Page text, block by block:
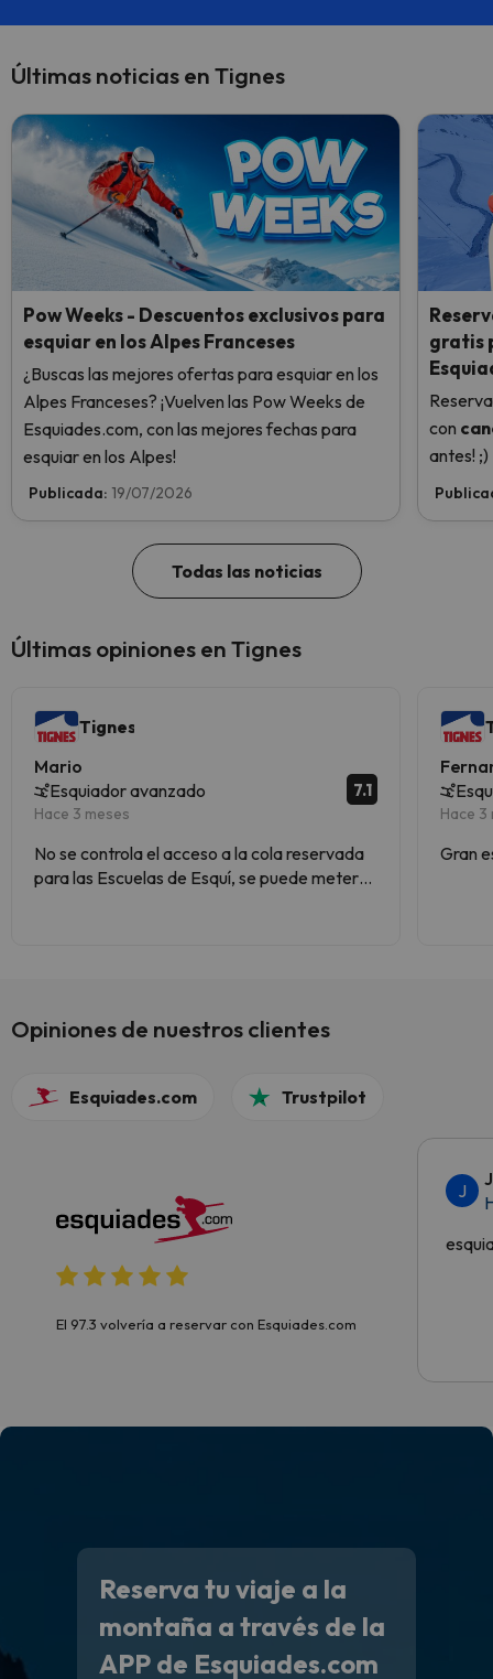
Últimas noticias en Tignes
Pow Weeks - Descuentos exclusivos para
esquiar en los Alpes Franceses
¿Buscas las mejores ofertas para esquiar en los
Alpes Franceses? ¡Vuelven las Pow Weeks de
Esquiades.com, con las mejores fechas para
esquiar en los Alpes!
Publicada: 19/07/2026
gratis
con
antes! ;)
Todas las noticias
Últimas opiniones en Tignes
Tignes
Mario
Esquiador avanzado
Hace 3 meses
7.1
No se controla el acceso a la cola reservada
para las Escuelas de Esquí, se puede meter
Hace 3
Gran
Opiniones de nuestros clientes
Esquiades.com Trustpilot
El 97.3 volvería a reservar con Esquiades.com
J
Reserva tu viaje a la
montaña a través de la
APP de Esquiades.com